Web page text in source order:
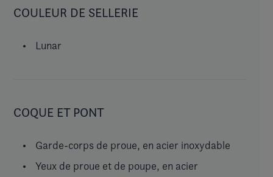
COULEUR DE SELLERIE
Lunar
COQUE ET PONT
Garde-corps de proue, en acier inoxydable
Yeux de proue et de poupe, en acier